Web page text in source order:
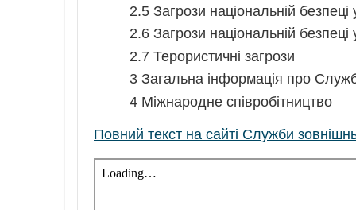
2.5 Загрози національній
2.6 Загрози національній безпеці
2.7 Терористичні загрози
3 Загальна інформація про
4 Міжнародне співробітництво
Повний текст на сайті Служби